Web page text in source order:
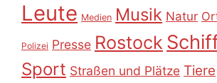
Leute Medien Musik Natur
Polizei Presse Rostock
Sport Straßen und Plätze Tiere